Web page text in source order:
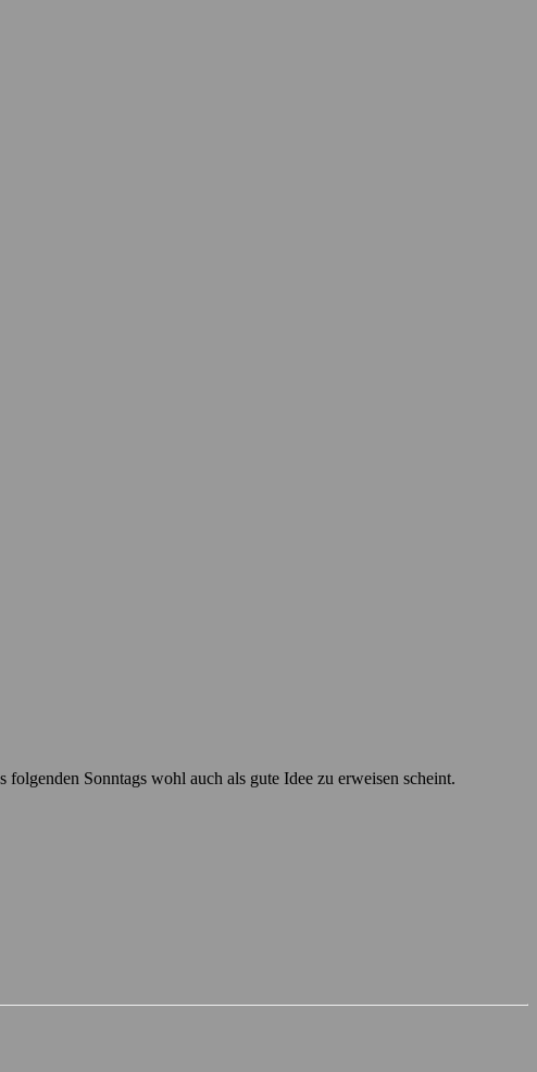
Sonntags wohl auch als gute Idee zu erweisen scheint.